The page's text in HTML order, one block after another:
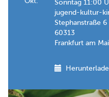
Sonntag 11:00
jugend-kultur-
Stephanstraße 6
60313
Frankfurt am